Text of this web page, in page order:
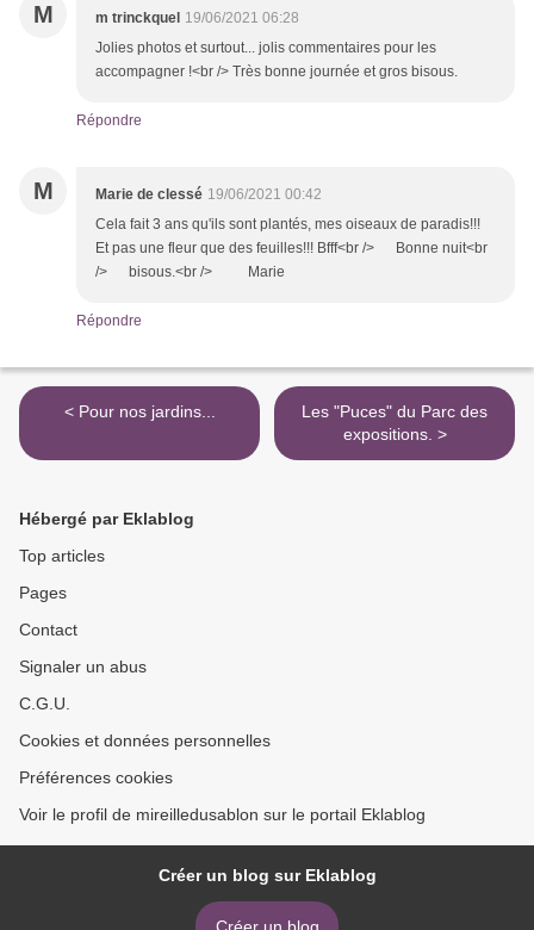
M m trinckquel 19/06/2021 06:28
Jolies photos et surtout... jolis commentaires pour les
accompagner !<br /> Très bonne journée et gros bisous.
Répondre
M Marie de clessé 19/06/2021 00:42
Cela fait 3 ans qu'ils sont plantés, mes oiseaux de paradis!!!
Et pas une fleur que des feuilles!!! Bfff<br /> Bonne nuit<br
/> bisous.<br /> Marie
Répondre
< Pour nos jardins...
Les "Puces" du Parc des
expositions. >
Hébergé par Eklablog
Top articles
Pages
Contact
Signaler un abus
C.G.U.
Cookies et données personnelles
Préférences cookies
Voir le profil de mireilledusablon sur le portail Eklablog
Créer un blog sur Eklablog